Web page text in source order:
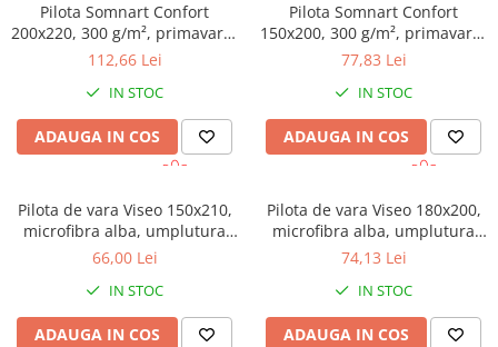
Pilota Somnart Confort
200x220, 300 g/m², primavara-
toamna
112,66 Lei
IN STOC
ADAUGA IN COS
Pilota Somnart Confort
150x200, 300 g/m², primavara-
toamna
77,83 Lei
IN STOC
ADAUGA IN COS
Pilota de vara Viseo 150x210,
microfibra alba, umplutura
200 gr/mp, vidata
66,00 Lei
IN STOC
ADAUGA IN COS
Pilota de vara Viseo 180x200,
microfibra alba, umplutura
200 gr/mp, vidata
74,13 Lei
IN STOC
ADAUGA IN COS